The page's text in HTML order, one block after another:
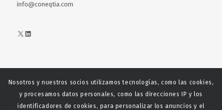
info@coneqtia.com
X LinkedIn
Web realizada con el patrocinio del Centro Español del Centro
Español de Derechos Reprofráficos
Nosotros y nuestros socios utilizamos tecnologías, como las cookies,
y procesamos datos personales, como las direcciones IP y los
identificadores de cookies, para personalizar los anuncios y el